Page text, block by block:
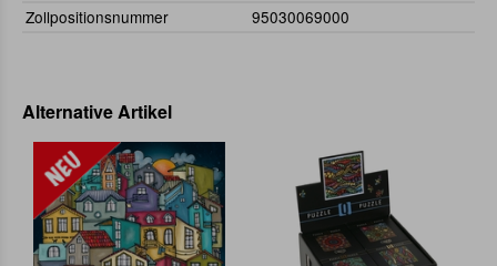
Zollpositionsnummer
95030069000
Alternative Artikel